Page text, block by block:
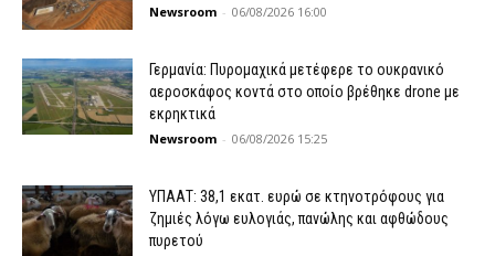
Newsroom - 06/08/2026 16:00
Γερμανία: Πυρομαχικά μετέφερε το ουκρανικό
αεροσκάφος κοντά στο οποίο βρέθηκε drone με
εκρηκτικά
Newsroom - 06/08/2026 15:25
ΥΠΑΑΤ: 38,1 εκατ. ευρώ σε κτηνοτρόφους για
ζημιές λόγω ευλογιάς, πανώλης και αφθώδους
πυρετού